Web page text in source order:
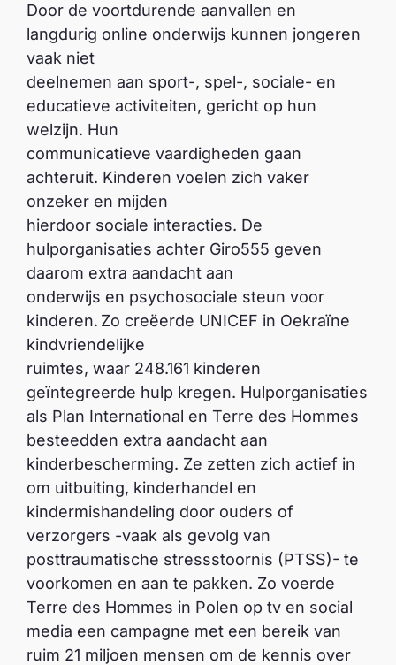
Door de voortdurende aanvallen en
langdurig online onderwijs kunnen jongeren
vaak niet
deelnemen aan sport-, spel-, sociale- en
educatieve activiteiten, gericht op hun
welzijn. Hun
communicatieve vaardigheden gaan
achteruit. Kinderen voelen zich vaker
onzeker en mijden
hierdoor sociale interacties. De
hulporganisaties achter Giro555 geven
daarom extra aandacht aan
onderwijs en psychosociale steun voor
kinderen. Zo creëerde UNICEF in Oekraïne
kindvriendelijke
ruimtes, waar 248.161 kinderen
geïntegreerde hulp kregen. Hulporganisaties
als Plan International en Terre des Hommes
besteedden extra aandacht aan
kinderbescherming. Ze zetten zich actief in
om uitbuiting, kinderhandel en
kindermishandeling door ouders of
verzorgers -vaak als gevolg van
posttraumatische stressstoornis (PTSS)- te
voorkomen en aan te pakken. Zo voerde
Terre des Hommes in Polen op tv en social
media een campagne met een bereik van
ruim 21 miljoen mensen om de kennis over